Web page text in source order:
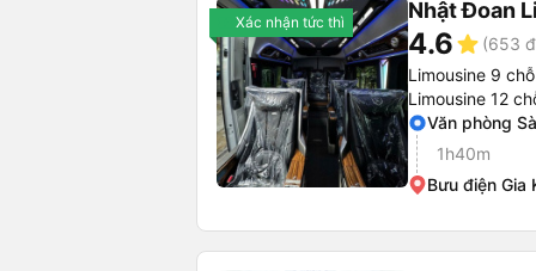
Xác nhận tức thì Nhật Đoan
4.6star (653
Limousine 9 chỗ
Limousine 12
Văn phòng
1h40m
Bưu điện Gia